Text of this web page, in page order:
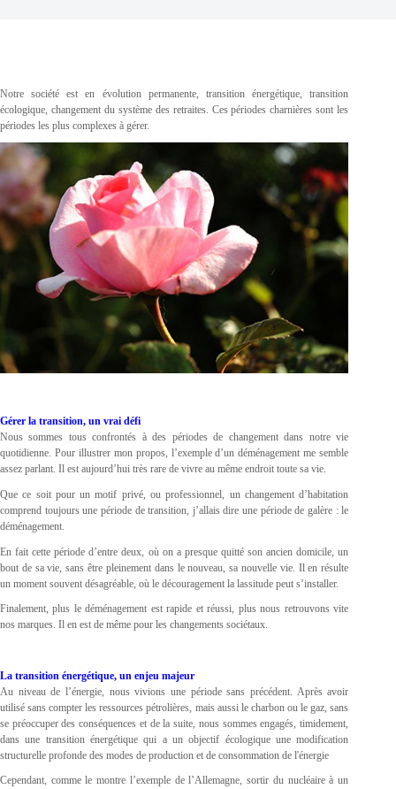
Notre société est en évolution permanente, transition énergétique, transition
écologique, changement du système des retraites. Ces périodes charnières sont les
périodes les plus complexes à gérer.
Gérer la transition, un vrai défi
Nous sommes tous confrontés à des périodes de changement dans notre vie
quotidienne. Pour illustrer mon propos, l’exemple d’un déménagement me semble
assez parlant. Il est aujourd’hui très rare de vivre au même endroit toute sa vie.
Que ce soit pour un motif privé, ou professionnel, un changement d’habitation
comprend toujours une période de transition, j’allais dire une période de galère : le
déménagement.
En fait cette période d’entre deux, où on a presque quitté son ancien domicile, un
bout de sa vie, sans être pleinement dans le nouveau, sa nouvelle vie. Il en résulte
un moment souvent désagréable, où le découragement la lassitude peut s’installer.
Finalement, plus le déménagement est rapide et réussi, plus nous retrouvons vite
nos marques. Il en est de même pour les changements sociétaux.
La transition énergétique, un enjeu majeur
Au niveau de l’énergie, nous vivions une période sans précédent. Après avoir
utilisé sans compter les ressources pétrolières, mais aussi le charbon ou le gaz, sans
se préoccuper des conséquences et de la suite, nous sommes engagés, timidement,
dans une transition énergétique qui a un objectif écologique une modification
structurelle profonde des modes de production et de consommation de l'énergie
Cependant, comme le montre l’exemple de l’Allemagne, sortir du nucléaire à un